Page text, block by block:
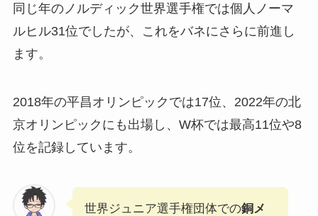
同じ年のノルディック世界選手権では個人ノーマ
ルヒル31位でしたが、これをバネにさらに前進し
ます。
2018年の平昌オリンピックでは17位、2022年の北
京オリンピックにも出場し、W杯では最高11位や8
位を記録しています。
世界ジュニア選手権団体での銅メ